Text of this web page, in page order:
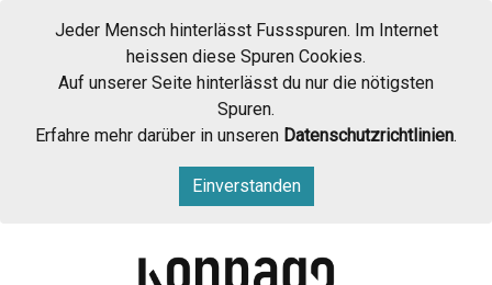
Jeder Mensch hinterlässt Fussspuren. Im Internet
heissen diese Spuren Cookies.
Auf unserer Seite hinterlässt du nur die nötigsten
Spuren.
Erfahre mehr darüber in unseren Datenschutzrichtlinien.
Einverstanden